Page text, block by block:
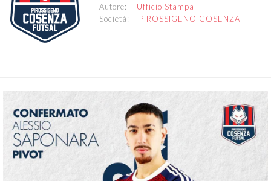
Autore: Ufficio Stampa
Società: PIROSSIGENO COSENZA